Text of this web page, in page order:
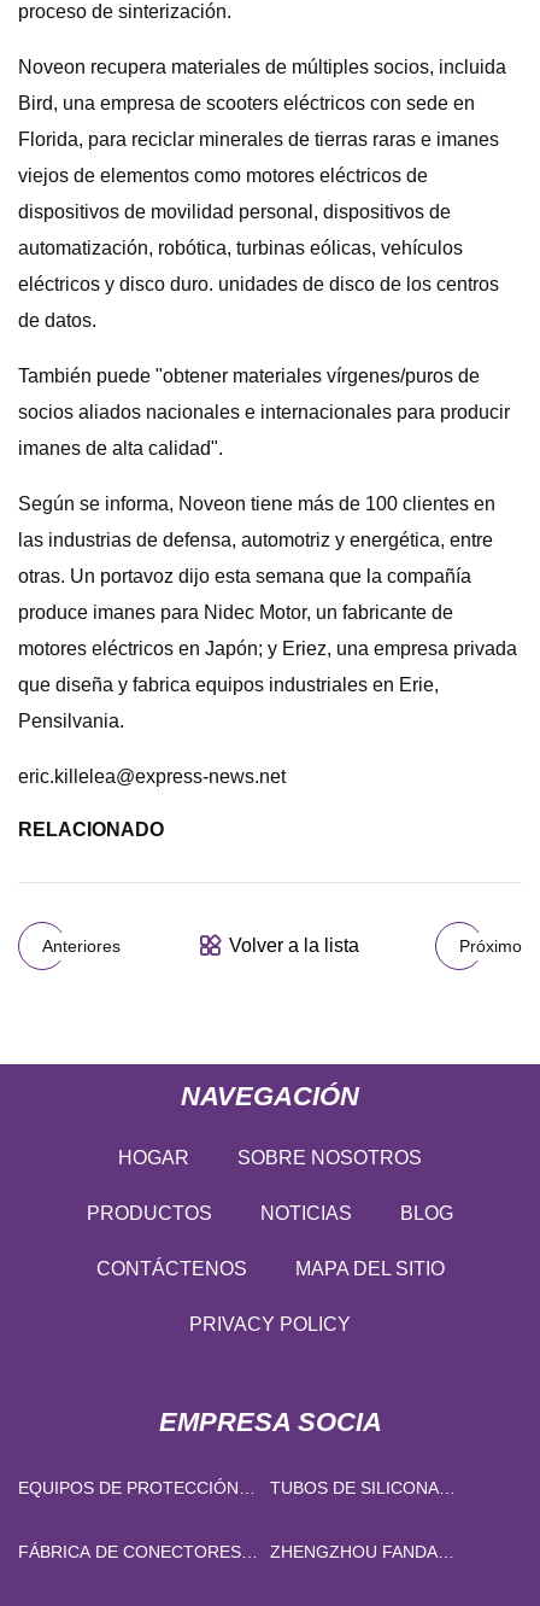
proceso de sinterización.
Noveon recupera materiales de múltiples socios, incluida
Bird, una empresa de scooters eléctricos con sede en
Florida, para reciclar minerales de tierras raras e imanes
viejos de elementos como motores eléctricos de
dispositivos de movilidad personal, dispositivos de
automatización, robótica, turbinas eólicas, vehículos
eléctricos y disco duro. unidades de disco de los centros
de datos.
También puede "obtener materiales vírgenes/puros de
socios aliados nacionales e internacionales para producir
imanes de alta calidad".
Según se informa, Noveon tiene más de 100 clientes en
las industrias de defensa, automotriz y energética, entre
otras. Un portavoz dijo esta semana que la compañía
produce imanes para Nidec Motor, un fabricante de
motores eléctricos en Japón; y Eriez, una empresa privada
que diseña y fabrica equipos industriales en Erie,
Pensilvania.
eric.killelea@express-news.net
RELACIONADO
Anteriores Volver a la lista Próximo
NAVEGACIÓN
HOGAR SOBRE NOSOTROS
PRODUCTOS NOTICIAS BLOG
CONTÁCTENOS MAPA DEL SITIO
PRIVACY POLICY
EMPRESA SOCIA
EQUIPOS DE PROTECCIÓN
TUBOS DE SILICONA
PERSONALIZADOS
FÁBRICA DE CONECTORES
ZHENGZHOU FANDA